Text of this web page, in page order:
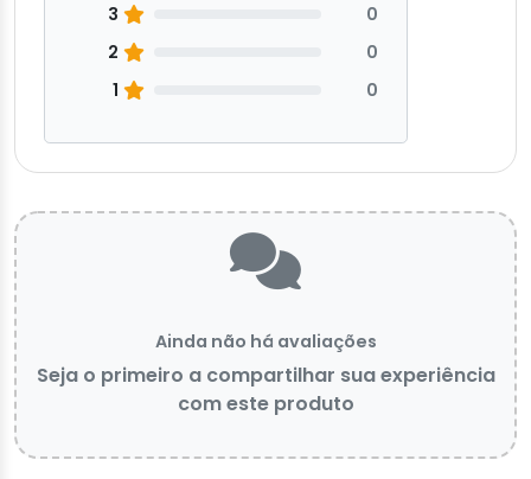
3
0
2
0
1
0
Ainda não há avaliações
Seja o primeiro a compartilhar sua experiência
com este produto